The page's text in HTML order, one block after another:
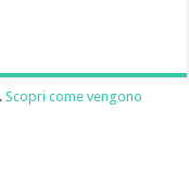
Scopri come vengono